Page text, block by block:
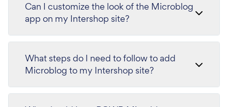
Can I customize the look of the Microblog
app on my Intershop site?
What steps do I need to follow to add
Microblog to my Intershop site?